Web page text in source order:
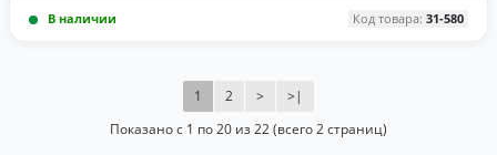
В наличии Код товара: 31-580
1 2 > >|
Показано с 1 по 20 из 22 (всего 2 страниц)